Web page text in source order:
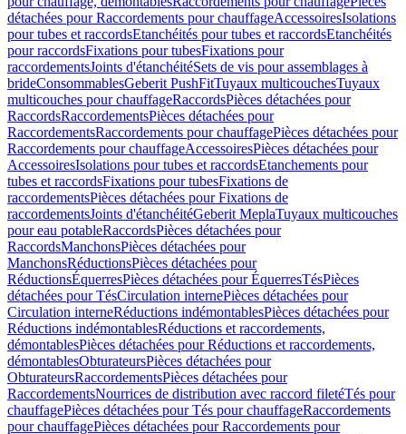
détachées pour Raccordements pour chauffageAccessoiresIsolations
pour tubes et raccordsEtanchéités pour tubes et raccordsEtanchéités
pour raccordsFixations pour tubesFixations pour
raccordementsJoints d'étanchéitéSets de vis pour assemblages à
brideConsommablesGeberit PushFitTuyaux multicouchesTuyaux
multicouches pour chauffageRaccordsPièces détachées pour
RaccordsRaccordementsPièces détachées pour
RaccordementsRaccordements pour chauffagePièces détachées pour
Raccordements pour chauffageAccessoiresPièces détachées pour
AccessoiresIsolations pour tubes et raccordsEtanchements pour
tubes et raccordsFixations pour tubesFixations de
raccordementsPièces détachées pour Fixations de
raccordementsJoints d'étanchéitéGeberit MeplaTuyaux multicouches
pour eau potableRaccordsPièces détachées pour
RaccordsManchonsPièces détachées pour
ManchonsRéductionsPièces détachées pour
RéductionsÉquerresPièces détachées pour ÉquerresTésPièces
détachées pour TésCirculation internePièces détachées pour
Circulation interneRéductions indémontablesPièces détachées pour
Réductions indémontablesRéductions et raccordements,
démontablesPièces détachées pour Réductions et raccordements,
démontablesObturateursPièces détachées pour
ObturateursRaccordementsPièces détachées pour
RaccordementsNourrices de distribution avec raccord filetéTés pour
chauffagePièces détachées pour Tés pour chauffageRaccordements
pour chauffagePièces détachées pour Raccordements pour